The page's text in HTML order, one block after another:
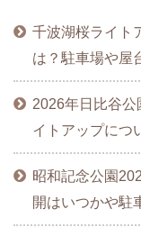
千波湖桜ライト
は？駐車場や屋
2026年日比谷
イトアップにつ
昭和記念公園
開はいつかや駐